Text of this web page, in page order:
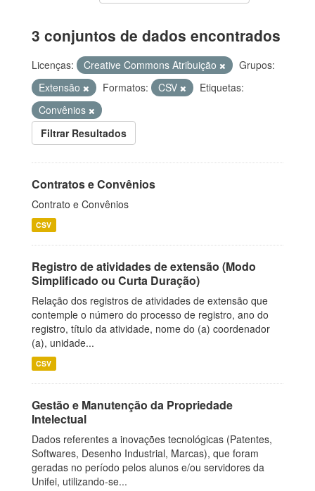
3 conjuntos de dados encontrados
Licenças: Creative Commons Atribuição
Grupos:
Extensão
Formatos: CSV
Etiquetas:
Convênios
Filtrar Resultados
Contratos e Convênios
Contrato e Convênios
CSV
Registro de atividades de extensão (Modo
Simplificado ou Curta Duração)
Relação dos registros de atividades de extensão que
contemple o número do processo de registro, ano do
registro, título da atividade, nome do (a) coordenador
(a), unidade...
CSV
Gestão e Manutenção da Propriedade
Intelectual
Dados referentes a inovações tecnológicas (Patentes,
Softwares, Desenho Industrial, Marcas), que foram
geradas no período pelos alunos e/ou servidores da
Unifei, utilizando-se...